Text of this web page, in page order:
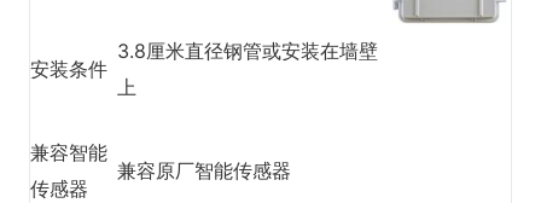
安装条件
3.8厘米直径钢管或安装在墙壁
上
兼容智能
传感器
兼容原厂智能传感器